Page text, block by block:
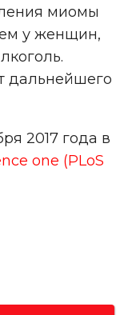
миомы
у женщин,
дальнейшего
2017 года в
one (PLoS